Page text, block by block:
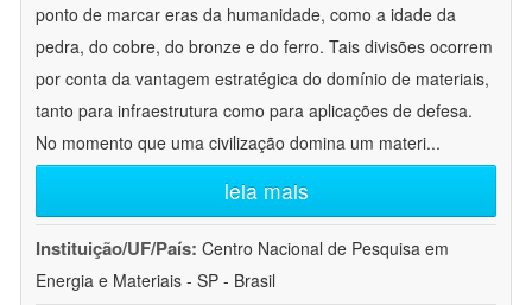
ponto de marcar eras da humanidade, como a idade da
pedra, do cobre, do bronze e do ferro. Tais divisões ocorrem
por conta da vantagem estratégica do domínio de materiais,
tanto para infraestrutura como para aplicações de defesa.
No momento que uma civilização domina um materi...
leia mais
Instituição/UF/País: Centro Nacional de Pesquisa em
Energia e Materiais - SP - Brasil